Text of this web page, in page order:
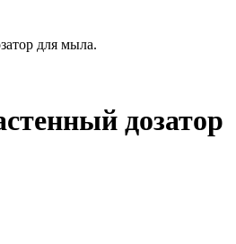
для мыла.
дозатор